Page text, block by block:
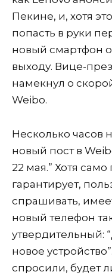
Пекине, и, хотя
попасть в руки
новый смартфон
выходу. Вице-
намекнул о
Weibo.
Несколько часов
новый пост в
22 мая.” Хотя
гарантирует,
спрашивать,
новый телефон
утвердительный:
новое
спросили, будет